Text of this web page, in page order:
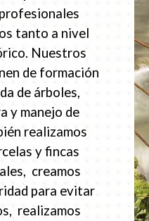
tanto a nivel
Nuestros
de formación
de árboles,
y manejo de
realizamos
y fincas
creamos
para evitar
realizamos